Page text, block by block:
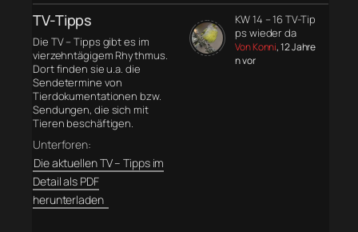
TV-Tipps
Die TV – Tipps gibt es im
vierzehntägigem Rhythmus.
Dort finden sie u.a. die
Sendetermine von
Tierdokumentationen bzw.
Sendungen, die sich mit
Tieren beschäftigen.
Unterforen:
Die aktuellen TV – Tipps im
Detail als PDF
herunterladen
KW 14 – 16 TV-Tip
ps wieder da
Von Konni, 12 Jahre
n vor